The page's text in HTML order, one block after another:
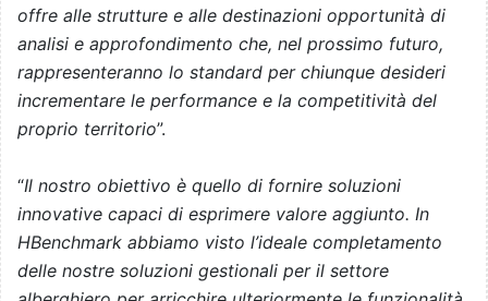
offre alle strutture e alle destinazioni opportunità di
analisi e approfondimento che, nel prossimo futuro,
rappresenteranno lo standard per chiunque desideri
incrementare le performance e la competitività del
proprio territorio”.
“Il nostro obiettivo è quello di fornire soluzioni
innovative capaci di esprimere valore aggiunto. In
HBenchmark abbiamo visto l’ideale completamento
delle nostre soluzioni gestionali per il settore